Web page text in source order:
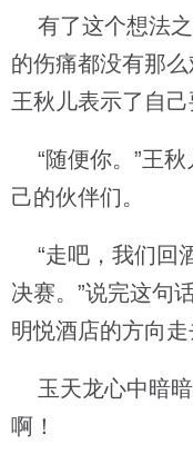
有了这个想法之
的伤痛都没有那
王秋儿表示了自己
“随便你。”王秋
己的伙伴们。
“走吧，我们回
决赛。”说完这句
明悦酒店的方向走
玉天龙心中暗
啊！